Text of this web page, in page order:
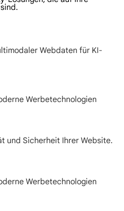
Webdaten für KI-
Werbetechnologien
und Sicherheit Ihrer Website.
Werbetechnologien